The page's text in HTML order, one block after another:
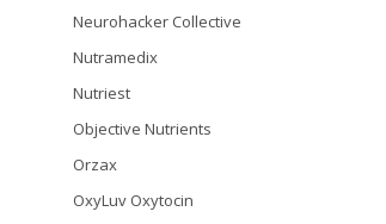
Neurohacker Collective
Nutramedix
Nutriest
Objective Nutrients
Orzax
OxyLuv Oxytocin